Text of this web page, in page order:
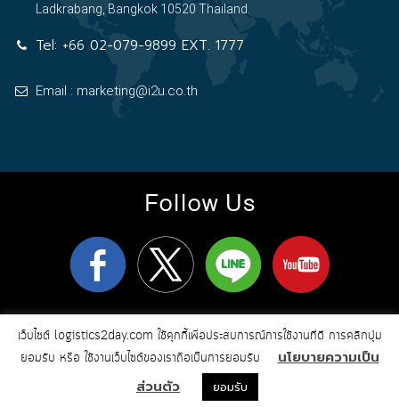
Ladkrabang, Bangkok 10520 Thailand.
Tel: +66 02-079-9899 EXT. 1777
Email : marketing@i2u.co.th
Follow Us
Copyright 2026logistics2day.com© All Rights Reserved
Online Marketing & Web Design by i2u
Communication
เว็บไซต์ logistics2day.com ใช้คุกกี้เพื่อประสบการณ์การใช้งานที่ดี การคลิกปุ่ม
ยอมรับ หรือ ใช้งานเว็บไซต์ของเราถือเป็นการยอมรับ
นโยบายความเป็น
ส่วนตัว
ยอมรับ